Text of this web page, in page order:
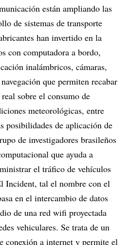
están ampliando las
de sistemas de transporte
han invertido en la
con computadora a bordo,
inalámbricos, cámaras,
que permiten recabar
sobre el consumo de
meteorológicas, entre
posibilidades de aplicación de
de investigadores brasileños
que ayuda a
el tráfico de vehículos
Incident, tal el nombre con el
en el intercambio de datos
de una red wifi proyectada
vehiculares. Se trata de un
conexión a internet y permite el